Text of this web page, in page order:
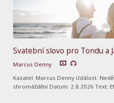
Svatební slovo pro Tondu a
Marcus Denny
Kazatel: Marcus Denny Událost:
shromáždění Datum: 2.8.2026 Text: